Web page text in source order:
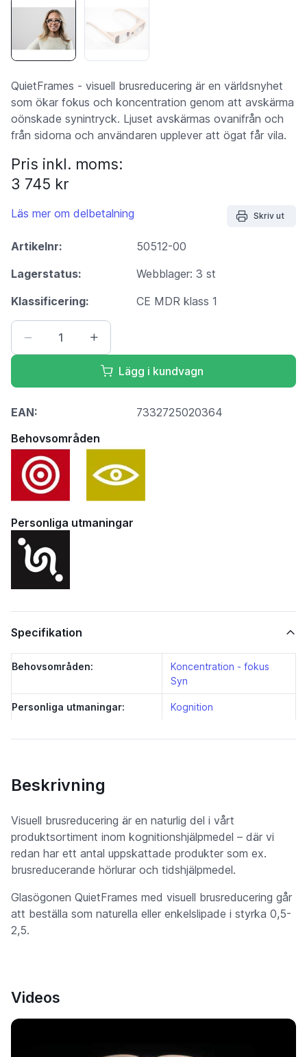
QuietFrames - visuell brusreducering är en världsnyhet
som ökar fokus och koncentration genom att avskärma
oönskade synintryck. Ljuset avskärmas ovanifrån och
från sidorna och användaren upplever att ögat får vila.
Pris inkl. moms:
3 745 kr
Läs mer om delbetalning Skriv ut
Artikelnr:
50512-00
Lagerstatus:
Webblager: 3 st
Klassificering:
CE MDR klass 1
Lägg i kundvagn
EAN:
7332725020364
Behovsområden
Personliga utmaningar
Specifikation
Behovsområden:
Koncentration - fokus
Syn
Personliga utmaningar: Kognition
Beskrivning
Visuell brusreducering är en naturlig del i vårt
produktsortiment inom kognitionshjälpmedel – där vi
redan har ett antal uppskattade produkter som ex.
brusreducerande hörlurar och tidshjälpmedel.
Glasögonen QuietFrames med visuell brusreducering går
att beställa som naturella eller enkelslipade i styrka 0,5-
2,5.
Videos